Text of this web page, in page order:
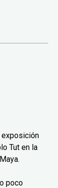
exposición
Tut en la
poco